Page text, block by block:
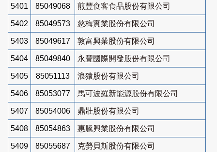
5401 85049068 煎豐食客食品股份有限公司
5402 85049573 慈梅實業股份有限公司
5403 85049617 敦富興業股份有限公司
5404 85049840 永豐國際開發股份有限公司
5405 85051113 浪猿股份有限公司
5406 85053077 馬可波羅新能源股份有限公司
5407 85054006 鼎壯股份有限公司
5408 85054863 惠騰興業股份有限公司
5409 85055687 克勞貝斯股份有限公司